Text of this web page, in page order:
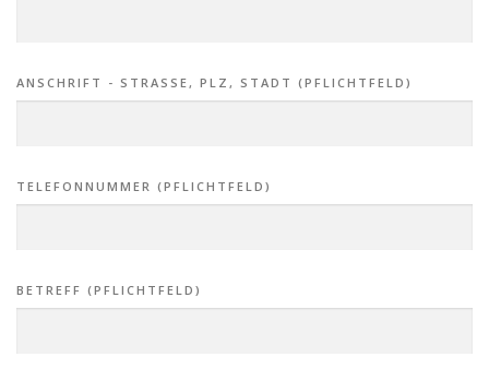
ANSCHRIFT - STRASSE, PLZ, STADT (PFLICHTFELD)
TELEFONNUMMER (PFLICHTFELD)
BETREFF (PFLICHTFELD)